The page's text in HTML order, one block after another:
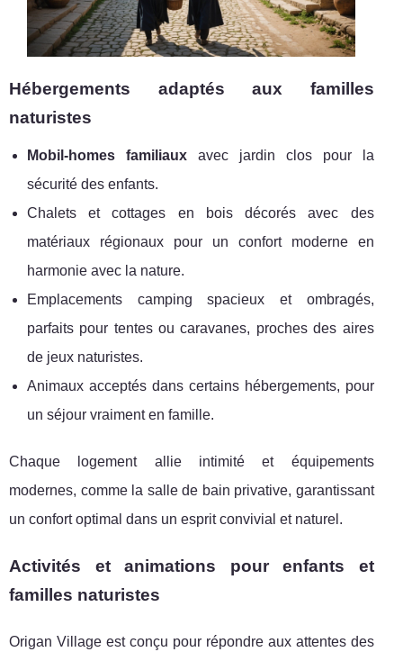
Hébergements adaptés aux familles
naturistes
Mobil-homes familiauxavec jardin clos pour la
sécurité des enfants.
Chalets et cottages en bois décorés avec des
matériaux régionaux pour un confort moderne en
harmonie avec la nature.
Emplacements camping spacieux et ombragés,
parfaits pour tentes ou caravanes, proches des aires
de jeux naturistes.
Animaux acceptés dans certains hébergements, pour
un séjour vraiment en famille.
Chaque logement allie intimité et équipements
modernes, comme la salle de bain privative, garantissant
un confort optimal dans un esprit convivial et naturel.
Activités et animations pour enfants et
familles naturistes
Origan Village est conçu pour répondre aux attentes des